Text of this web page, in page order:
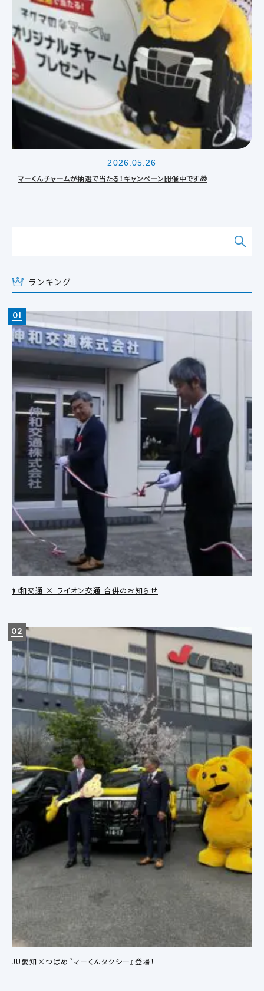
2026.05.26
マーくんチャームが抽選で当たる！キャンペーン開催中です🎁
ランキング
01
伸和交通 × ライオン交通 合併のお知らせ
02
JU愛知×つばめ『マーくんタクシー』登場！